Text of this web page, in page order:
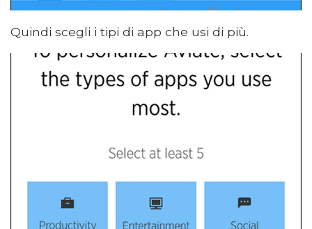
Quindi scegli i tipi di app che usi di più.